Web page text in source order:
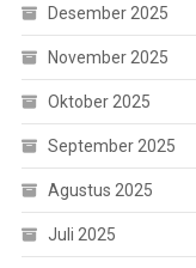
Desember 2025
November 2025
Oktober 2025
September 2025
Agustus 2025
Juli 2025